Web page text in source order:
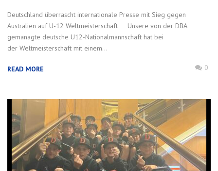
Deutschland überrascht internationale Presse mit Sieg gegen
Australien auf U-12 Weltmeisterschaft Unsere von der DBA
gemanagte deutsche U12-Nationalmannschaft hat bei
der Weltmeisterschaft mit einem...
READ MORE 0